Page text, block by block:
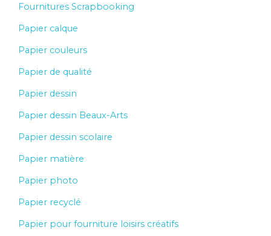
Fournitures Scrapbooking
Papier calque
Papier couleurs
Papier de qualité
Papier dessin
Papier dessin Beaux-Arts
Papier dessin scolaire
Papier matière
Papier photo
Papier recyclé
Papier pour fourniture loisirs créatifs